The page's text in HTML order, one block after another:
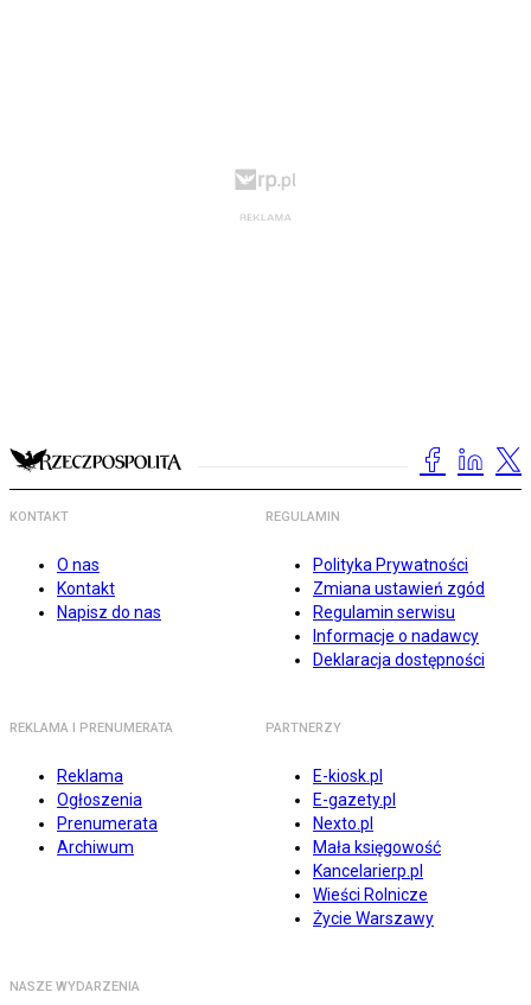
KONTAKT
O nas
Kontakt
Napisz do nas
REGULAMIN
Polityka Prywatności
Zmiana ustawień zgód
Regulamin serwisu
Informacje o nadawcy
Deklaracja dostępności
REKLAMA I PRENUMERATA
Reklama
Ogłoszenia
Prenumerata
Archiwum
PARTNERZY
E-kiosk.pl
E-gazety.pl
Nexto.pl
Mała księgowość
Kancelarierp.pl
Wieści Rolnicze
Życie Warszawy
NASZE WYDARZENIA